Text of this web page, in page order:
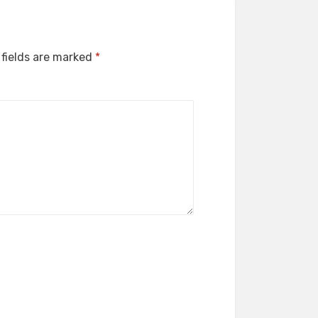
are marked *